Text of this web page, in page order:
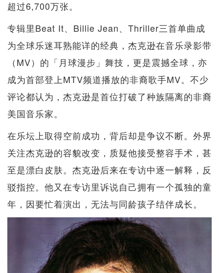
超过6,700万张。
专辑里Beat It、Billie Jean、Thriller三首单曲成
为全球乐迷耳熟能详的经典，杰克逊在音乐录影带
（MV）的「月球漫步」舞技，更是震撼全球，亦
成为首部登上MTV频道播放的非裔歌手MV。不少
评论都认为，杰克逊是首位打破了种族隔离的非裔
美国音乐家。
在乐坛上取得空前成功，背后却是争议不断。外界
关注杰克逊的容貌改变，质疑他接受整容手术，甚
至是漂白皮肤。杰克逊后来在专访中逐一解释，反
驳指控。他又在专访里诉说自己拥有一个孤独的童
年，因要忙着演出，无法与同龄孩子结伴成长。